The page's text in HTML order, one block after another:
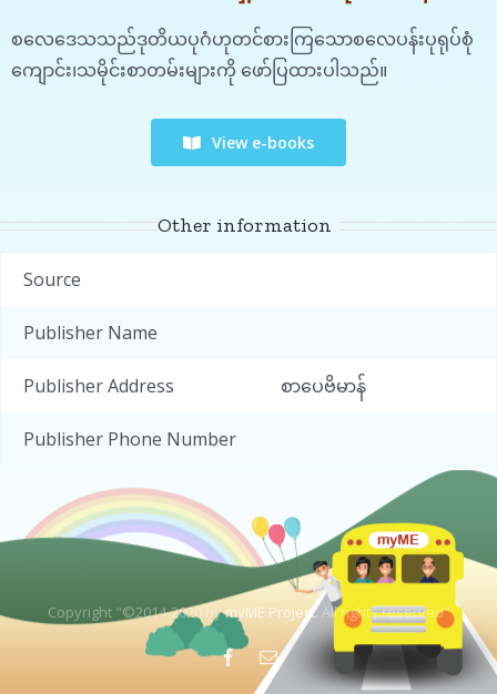
စလေဒေသသည်ဒုတိယပုဂံဟုတင်စားကြသောစလေပန်းပုရုပ်စုံ
ကျောင်း၊သမိုင်းစာတမ်းများကို ဖော်ပြထားပါသည်။
View e-books
Other information
Source
Publisher Name
Publisher Address စာပေဗိမာန်
Publisher Phone Number
Copyright "©2014-2020 bymyME Project.All rights reserved"
Facebook
Email